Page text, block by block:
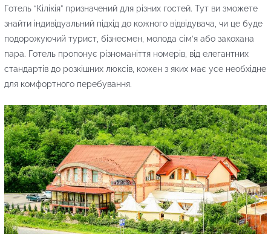
Готель “Кілікія” призначений для різних гостей. Тут ви зможете
знайти індивідуальний підхід до кожного відвідувача, чи це буде
подорожуючий турист, бізнесмен, молода сім’я або закохана
пара. Готель пропонує різноманіття номерів, від елегантних
стандартів до розкішних люксів, кожен з яких має усе необхідне
для комфортного перебування.